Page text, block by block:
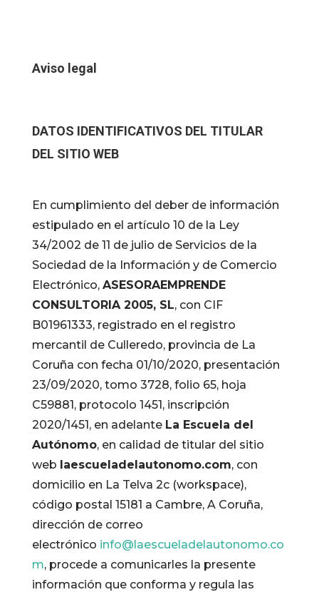
Aviso legal
DATOS IDENTIFICATIVOS DEL TITULAR
DEL SITIO WEB
En cumplimiento del deber de información
estipulado en el artículo 10 de la Ley
34/2002 de 11 de julio de Servicios de la
Sociedad de la Información y de Comercio
Electrónico, ASESORAEMPRENDE
CONSULTORIA 2005, SL, con CIF
B01961333, registrado en el registro
mercantil de Culleredo, provincia de La
Coruña con fecha 01/10/2020, presentación
23/09/2020, tomo 3728, folio 65, hoja
C59881, protocolo 1451, inscripción
2020/1451, en adelante La Escuela del
Autónomo, en calidad de titular del sitio
web laescueladelautonomo.com, con
domicilio en La Telva 2c (workspace),
código postal 15181 a Cambre, A Coruña,
dirección de correo
electrónico info@laescueladelautonomo.co
m, procede a comunicarles la presente
información que conforma y regula las